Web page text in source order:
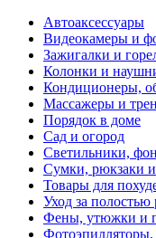
Автоаксессуары
Видеокамеры и
Зажигалки и
Колонки и
Кондиционеры,
Массажеры и
Порядок в доме
Сад и огород
Светильники,
Сумки, рюкзаки
Товары для
Уход за полостью
Фены, утюжки и